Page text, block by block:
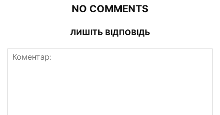
NO COMMENTS
ЛИШІТЬ ВІДПОВІДЬ